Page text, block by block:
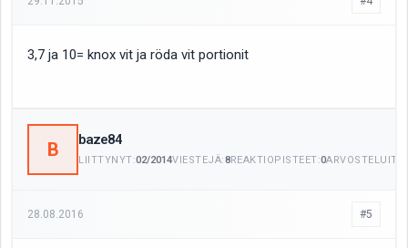
3,7 ja 10= knox vit ja röda vit portionit
B baze84
LIITTYNYT:02/2014VIESTEJÄ:8REAKTIOPISTEET:0ARVOSTELUITA:
28.08.2016 #5